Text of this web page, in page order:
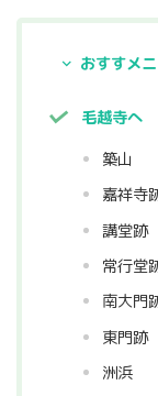
おすすメ
毛越寺へ
築山
嘉祥寺
講堂跡
常行堂
南大門
東門跡
洲浜